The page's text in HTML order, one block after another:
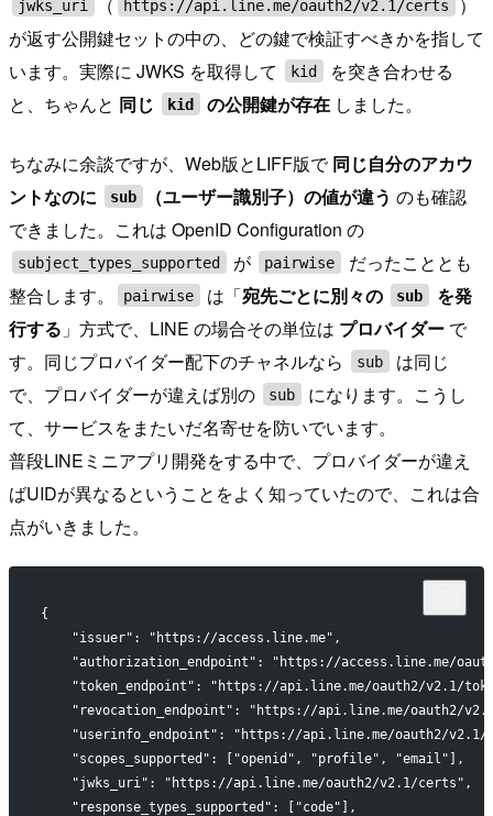
jwks_uri https://api.line.me/oauth2/v2.1/certs
が返す公開鍵セットの中の、どの鍵で検証すべきかを指して
います。実際に JWKS を取得して
kid
を突き合わせる
と、ちゃんと 同じ kid の公開鍵が存在 しました。
ちなみに余談ですが、Web版とLIFF版で同じ自分のアカウ
ントなのに
sub （ユーザー識別子）の値が違う のも確認
できました。これは OpenID Configuration の
subject_types_supported が pairwise
だったこととも
整合します。
pairwise は「宛先ごとに別々の sub
を発
行する 」方式で、LINE の場合その単位は プロバイダー で
す。同じプロバイダー配下のチャネルなら
sub
は同じ
で、プロバイダーが違えば別の
sub
になります。こうし
て、サービスをまたいだ名寄せを防いでいます。
普段LINEミニアプリ開発をする中で、プロバイダーが違え
ばUIDが異なるということをよく知っていたので、これは合
点がいきました。
{
   "issuer": "https://access.line.me",
"authorization_endpoint": "https://access.line.me/
"token_endpoint": "https://api.line.me/oauth2/v2.1/
"revocation_endpoint": "https://api.line.me/oauth2/
"userinfo_endpoint": "https://api.line.me/oauth2/v2.1/
   "scopes_supported": ["openid", "profile", "email"],
   "jwks_uri": "https://api.line.me/oauth2/v2.1/certs",
   "response_types_supported": ["code"],